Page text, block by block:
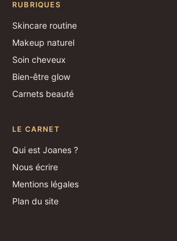
RUBRIQUES
Skincare routine
Makeup naturel
Soin cheveux
Bien-être glow
Carnets beauté
LE CARNET
Qui est Joanes ?
Nous écrire
Mentions légales
Plan du site